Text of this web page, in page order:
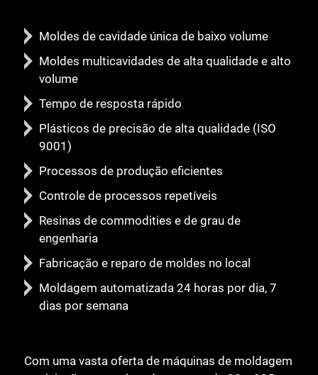
Moldes de cavidade única de baixo volume
Moldes multicavidades de alta qualidade e alto
volume
Tempo de resposta rápido
Plásticos de precisão de alta qualidade (ISO
9001)
Processos de produção eficientes
Controle de processos repetíveis
Resinas de commodities e de grau de
engenharia
Fabricação e reparo de moldes no local
Moldagem automatizada 24 horas por dia, 7
dias por semana
Com uma vasta oferta de máquinas de moldagem